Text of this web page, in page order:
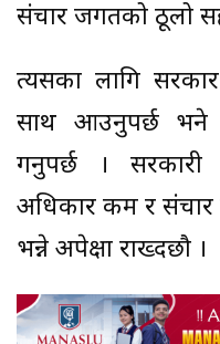
संचार जगतको ठूलो
त्यसका लागि
साथ आउनुपर्छ भने
गनुपर्छ ।
अधिकार कर्मी र
भन्ने अपेक्षा राख्दछौ ।